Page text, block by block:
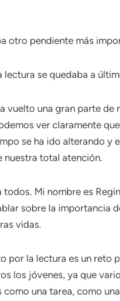
otro pendiente más
lectura se quedaba a
vuelto una gran parte de
ver claramente
se ha ido alterando y
nuestra total atención.
todos. Mi nombre es
sobre la importancia
vidas.
por la lectura es un reto
los jóvenes, ya que
una tarea, como una